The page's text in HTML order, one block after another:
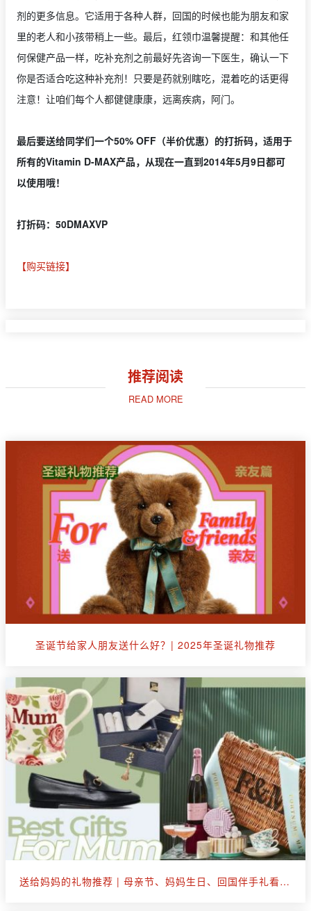
剂的更多信息。它适用于各种人群，回国的时候也能为朋友和家
里的老人和小孩带稍上一些。最后，红领巾温馨提醒：和其他任
何保健产品一样，吃补充剂之前最好先咨询一下医生，确认一下
你是否适合吃这种补充剂！只要是药就别瞎吃，混着吃的话更得
注意！让咱们每个人都健健康康，远离疾病，阿门。
最后要送给同学们一个50% OFF（半价优惠）的打折码，适用于
所有的Vitamin D-MAX产品，从现在一直到2014年5月9日都可
以使用哦！
打折码：50DMAXVP
【购买链接】
推荐阅读
READ MORE
圣诞节给家人朋友送什么好？| 2025年圣诞礼物推荐
送给妈妈的礼物推荐 | 母亲节、妈妈生日、回国伴手礼看这篇就够了